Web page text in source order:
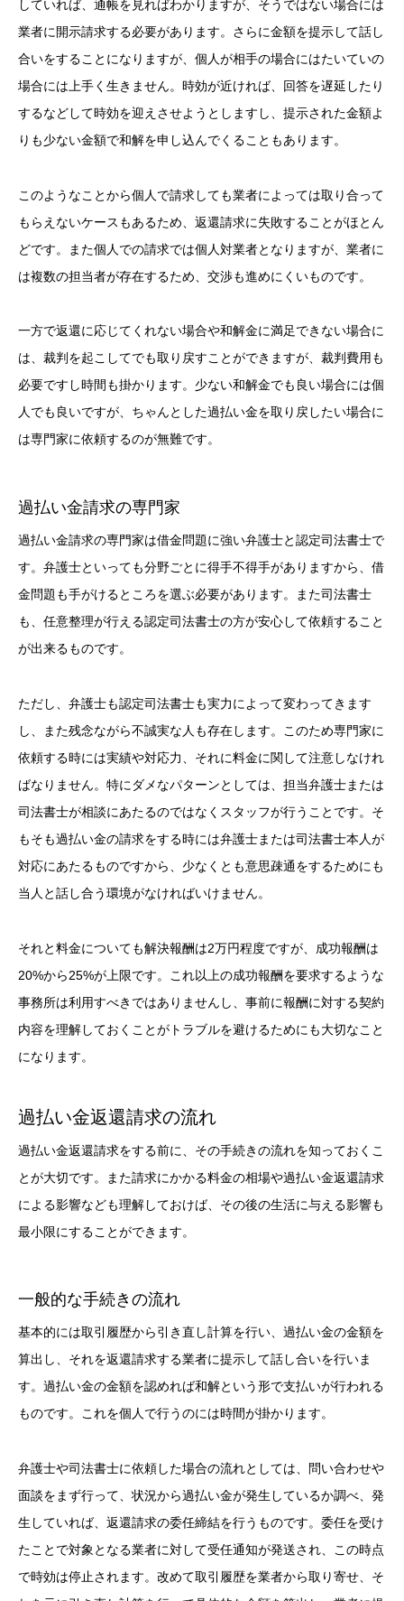
していれば、通帳を見ればわかりますが、そうではない場合には
業者に開示請求する必要があります。さらに金額を提示して話し
合いをすることになりますが、個人が相手の場合にはたいていの
場合には上手く生きません。時効が近ければ、回答を遅延したり
するなどして時効を迎えさせようとしますし、提示された金額よ
りも少ない金額で和解を申し込んでくることもあります。
このようなことから個人で請求しても業者によっては取り合って
もらえないケースもあるため、返還請求に失敗することがほとん
どです。また個人での請求では個人対業者となりますが、業者に
は複数の担当者が存在するため、交渉も進めにくいものです。
一方で返還に応じてくれない場合や和解金に満足できない場合に
は、裁判を起こしてでも取り戻すことができますが、裁判費用も
必要ですし時間も掛かります。少ない和解金でも良い場合には個
人でも良いですが、ちゃんとした過払い金を取り戻したい場合に
は専門家に依頼するのが無難です。
過払い金請求の専門家
過払い金請求の専門家は借金問題に強い弁護士と認定司法書士で
す。弁護士といっても分野ごとに得手不得手がありますから、借
金問題も手がけるところを選ぶ必要があります。また司法書士
も、任意整理が行える認定司法書士の方が安心して依頼すること
が出来るものです。
ただし、弁護士も認定司法書士も実力によって変わってきます
し、また残念ながら不誠実な人も存在します。このため専門家に
依頼する時には実績や対応力、それに料金に関して注意しなけれ
ばなりません。特にダメなパターンとしては、担当弁護士または
司法書士が相談にあたるのではなくスタッフが行うことです。そ
もそも過払い金の請求をする時には弁護士または司法書士本人が
対応にあたるものですから、少なくとも意思疎通をするためにも
当人と話し合う環境がなければいけません。
それと料金についても解決報酬は2万円程度ですが、成功報酬は
20%から25%が上限です。これ以上の成功報酬を要求するような
事務所は利用すべきではありませんし、事前に報酬に対する契約
内容を理解しておくことがトラブルを避けるためにも大切なこと
になります。
過払い金返還請求の流れ
過払い金返還請求をする前に、その手続きの流れを知っておくこ
とが大切です。また請求にかかる料金の相場や過払い金返還請求
による影響なども理解しておけば、その後の生活に与える影響も
最小限にすることができます。
一般的な手続きの流れ
基本的には取引履歴から引き直し計算を行い、過払い金の金額を
算出し、それを返還請求する業者に提示して話し合いを行いま
す。過払い金の金額を認めれば和解という形で支払いが行われる
ものです。これを個人で行うのには時間が掛かります。
弁護士や司法書士に依頼した場合の流れとしては、問い合わせや
面談をまず行って、状況から過払い金が発生しているか調べ、発
生していれば、返還請求の委任締結を行うものです。委任を受け
たことで対象となる業者に対して受任通知が発送され、この時点
で時効は停止されます。改めて取引履歴を業者から取り寄せ、そ